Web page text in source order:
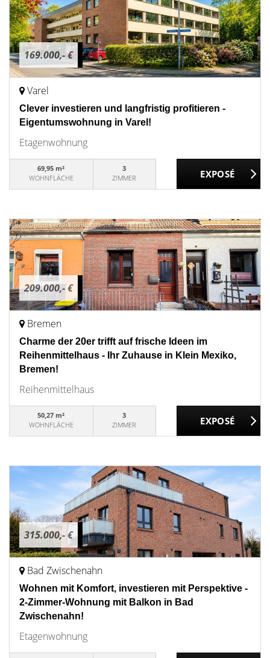
169.000,- €
Varel
Clever investieren und langfristig profitieren -
Eigentumswohnung in Varel!
Etagenwohnung
69,95 m²
WOHNFLÄCHE
3
ZIMMER
209.000,- €
Bremen
Charme der 20er trifft auf frische Ideen im
Reihenmittelhaus - Ihr Zuhause in Klein Mexiko,
Bremen!
Reihenmittelhaus
50,27 m²
WOHNFLÄCHE
3
ZIMMER
315.000,- €
Bad Zwischenahn
Wohnen mit Komfort, investieren mit Perspektive -
2-Zimmer-Wohnung mit Balkon in Bad
Zwischenahn!
Etagenwohnung